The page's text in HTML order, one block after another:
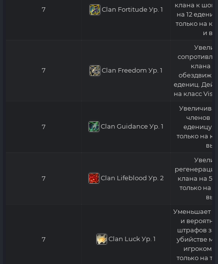
7 Clan FortitudeУр. 1
клана к
на 12
только на
и
7 Clan Freedom Ур. 1
клана к
едениц.
на класс
7 Clan GuidanceУр. 1
членов
еденицу.
только на
7 Clan Lifeblood Ур. 2
клана на
только на
7 Clan Luck Ур. 1
Уменьшает
и
штрафов за
убийстве
игроком.
только на